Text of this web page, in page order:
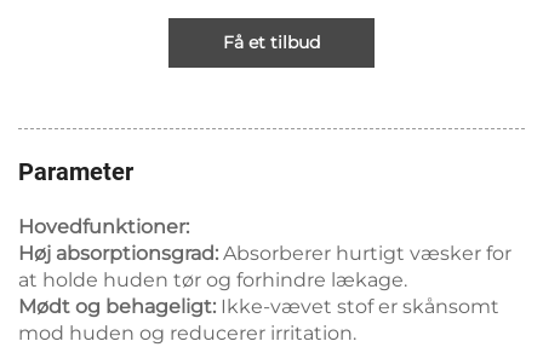
Få et tilbud
Parameter
Hovedfunktioner:
Høj absorptionsgrad: Absorberer hurtigt væsker for
at holde huden tør og forhindre lækage.
Mødt og behageligt: Ikke-vævet stof er skånsomt
mod huden og reducerer irritation.